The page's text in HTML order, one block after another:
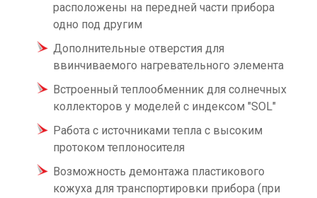
расположены на передней части прибора
одно под другим
Дополнительные отверстия для
ввинчиваемого нагревательного элемента
Встроенный теплообменник для солнечных
коллекторов у моделей с индексом "SOL"
Работа с источниками тепла с высоким
протоком теплоносителя
Возможность демонтажа пластикового
кожуха для транспортировки прибора (при